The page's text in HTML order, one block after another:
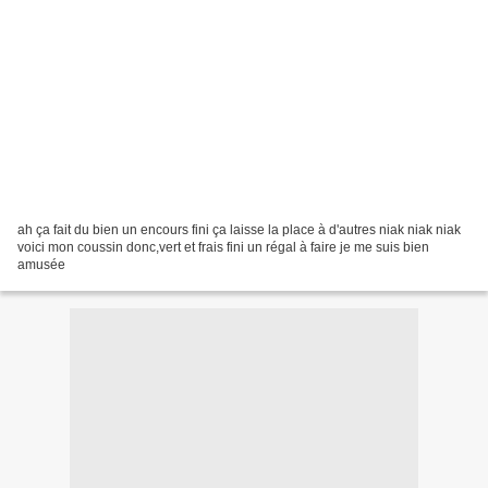
ah ça fait du bien un encours fini ça laisse la place à d'autres niak niak niak
voici mon coussin donc,vert et frais fini un régal à faire je me suis bien
amusée